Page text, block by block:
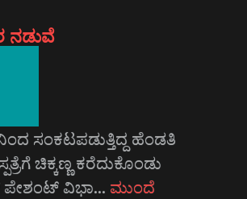
ನಡುವೆ
ಸಂಕಟಪಡುತ್ತಿದ್ದ ಹೆಂಡತಿ
ಚಿಕ್ಕಣ್ಣ ಕರೆದುಕೊಂಡು
ವಿಭಾ… ಮುಂದೆ